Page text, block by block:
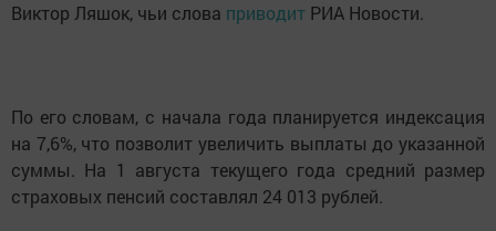
Виктор Ляшок, чьи слова приводит РИА Новости.
По его словам, с начала года планируется индексация
на 7,6%, что позволит увеличить выплаты до указанной
суммы. На 1 августа текущего года средний размер
страховых пенсий составлял 24 013 рублей.